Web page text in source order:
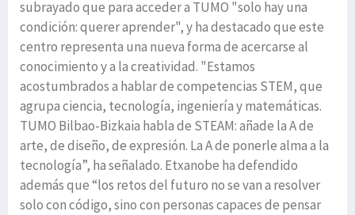
subrayado que para acceder a TUMO "solo hay una
condición: querer aprender", y ha destacado que este
centro representa una nueva forma de acercarse al
conocimiento y a la creatividad. "Estamos
acostumbrados a hablar de competencias STEM, que
agrupa ciencia, tecnología, ingeniería y matemáticas.
TUMO Bilbao-Bizkaia habla de STEAM: añade la A de
arte, de diseño, de expresión. La A de ponerle alma a la
tecnología”, ha señalado. Etxanobe ha defendido
además que “los retos del futuro no se van a resolver
solo con código, sino con personas capaces de pensar